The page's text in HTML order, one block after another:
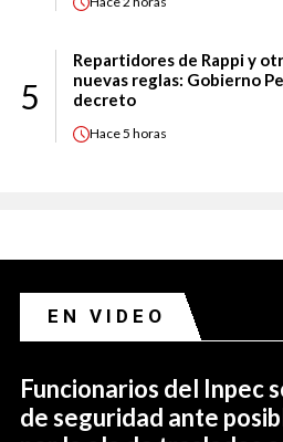
5
Repartidores de Rappi y
nuevas reglas: Gobierno
decreto
Hace5 horas
EN VIDEO
Funcionarios del Inpec
de seguridad ante